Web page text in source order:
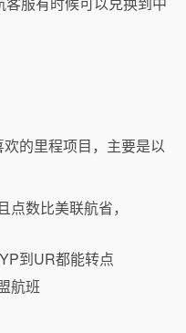
的里程项目，主要是以
数比美联航省，
到UR都能转点
航班